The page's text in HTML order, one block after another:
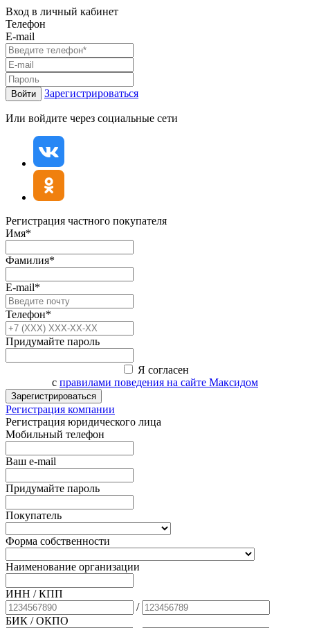
Вход в личный кабинет
Телефон
E-mail
Войти Зарегистрироваться
Или войдите через социальные сети
Регистрация частного покупателя
Имя*
Фамилия*
E-mail*
Телефон*
Придумайте пароль
Я согласен
с правилами поведения на сайте Максидом
Зарегистрироваться
Регистрация компании
Регистрация юридического лица
Мобильный телефон
Ваш e-mail
Придумайте пароль
Покупатель
Форма собственности
Наименование организации
ИНН / КПП
/
БИК / ОКПО